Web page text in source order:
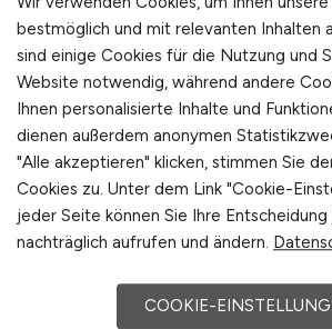
technische Relevanz zu
Text zu überfrachten. Viele
unterschätzen, wie wichtig der
Struktur für diese Zielgruppe
Analytics-Experten suchen
Kompetenz ausstrahlen, aber
wirken. Sie reagieren auf
und ehrliche Einblicke in die
Unternehmens.
Eine fundierte Beratung kann
bestmöglich und mit relevanten Inhalten
sind einige Cookies für die Nutzung und
Website notwendig, während andere
Ihnen personalisierte Inhalte und
dienen außerdem anonymen
"Alle akzeptieren" klicken, stimmen Sie
Cookies zu. Unter dem Link "Cookie-
jeder Seite können Sie Ihre
nachträglich aufrufen und ändern.
COOKIE-